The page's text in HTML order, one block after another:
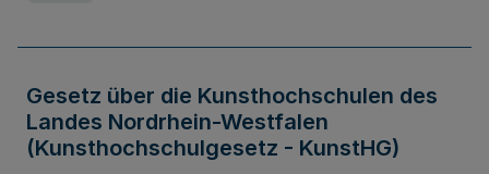
Gesetz über die Kunsthochschulen des
Landes Nordrhein-Westfalen
(Kunsthochschulgesetz - KunstHG)